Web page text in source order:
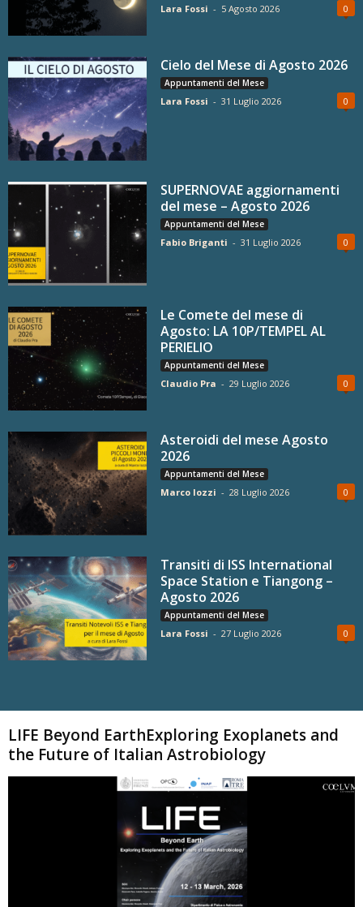
Lara Fossi - 5 Agosto 2026 0
Cielo del Mese di Agosto 2026
Appuntamenti del Mese
Lara Fossi - 31 Luglio 2026 0
SUPERNOVAE aggiornamenti
del mese – Agosto 2026
Appuntamenti del Mese
Fabio Briganti - 31 Luglio 2026 0
Le Comete del mese di
Agosto: LA 10P/TEMPEL AL
PERIELIO
Appuntamenti del Mese
Claudio Pra - 29 Luglio 2026 0
Asteroidi del mese Agosto
2026
Appuntamenti del Mese
Marco Iozzi - 28 Luglio 2026 0
Transiti di ISS International
Space Station e Tiangong –
Agosto 2026
Appuntamenti del Mese
Lara Fossi - 27 Luglio 2026 0
LIFE Beyond EarthExploring Exoplanets and
the Future of Italian Astrobiology